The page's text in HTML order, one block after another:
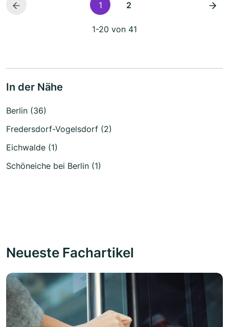
1 2
1-20 von 41
In der Nähe
Berlin (36)
Fredersdorf-Vogelsdorf (2)
Eichwalde (1)
Schöneiche bei Berlin (1)
Neueste Fachartikel